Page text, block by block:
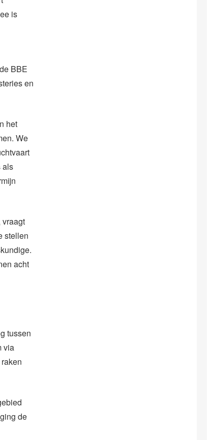
is
BBE
en
het
We
als
vraagt
stellen
acht
tussen
via
de